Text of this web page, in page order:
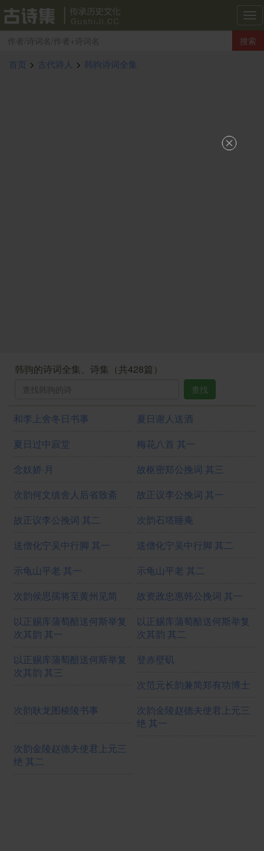
古
诗
集
搜索
首页 > 古代诗人 > 韩驹诗词全集
韩驹的诗词全集、诗集（共428篇）
查找
和李上舍冬日书事
夏日谢人送酒
夏日过中寂堂
梅花八首 其一
念奴娇·月
故枢密郑公挽词 其三
次韵何文缜舍人后省致斋
故正议李公挽词 其一
故正议李公挽词 其二
次韵石塔睡庵
送僧化宁吴中行脚 其一
送僧化宁吴中行脚 其二
示龟山平老 其一
示龟山平老 其二
次韵侯思孺将至黄州见简
故资政忠惠韩公挽词 其一
以正赐库蒲萄醅送何斯举复
次其韵 其一
以正赐库蒲萄醅送何斯举复
次其韵 其二
以正赐库蒲萄醅送何斯举复
次其韵 其三
登赤壁矶
次范元长韵兼简郑有功博士
次韵耿龙图棱陵书事
次韵金陵赵德夫使君上元三
绝 其一
次韵金陵赵德夫使君上元三
绝 其二